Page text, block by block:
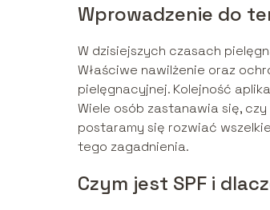
Wprowadzenie do
W dzisiejszych czasach
Właściwe nawilżenie oraz
pielęgnacyjnej. Kolejność
Wiele osób zastanawia się,
postaramy się rozwiać
tego zagadnienia.
Czym jest SPF i